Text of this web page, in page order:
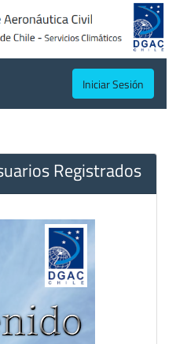
Iniciar Sesión
Registrados